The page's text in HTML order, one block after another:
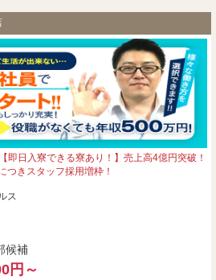
即日入寮できる寮あり！】売上高4億円突破！
つきスタッフ採用増枠！
ス
候補
円～